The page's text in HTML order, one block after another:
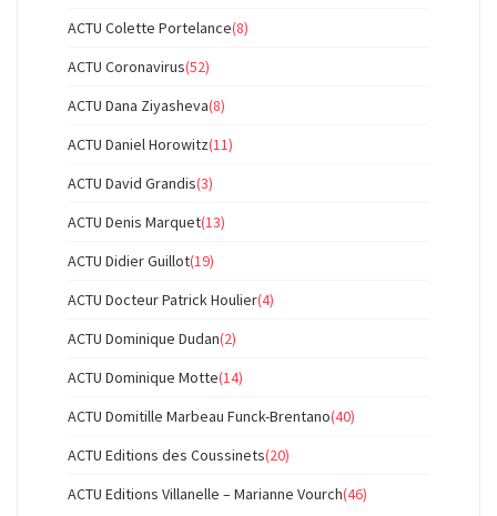
ACTU Colette Portelance(8)
ACTU Coronavirus(52)
ACTU Dana Ziyasheva(8)
ACTU Daniel Horowitz(11)
ACTU David Grandis(3)
ACTU Denis Marquet(13)
ACTU Didier Guillot(19)
ACTU Docteur Patrick Houlier(4)
ACTU Dominique Dudan(2)
ACTU Dominique Motte(14)
ACTU Domitille Marbeau Funck-Brentano(40)
ACTU Editions des Coussinets(20)
ACTU Editions Villanelle – Marianne Vourch(46)